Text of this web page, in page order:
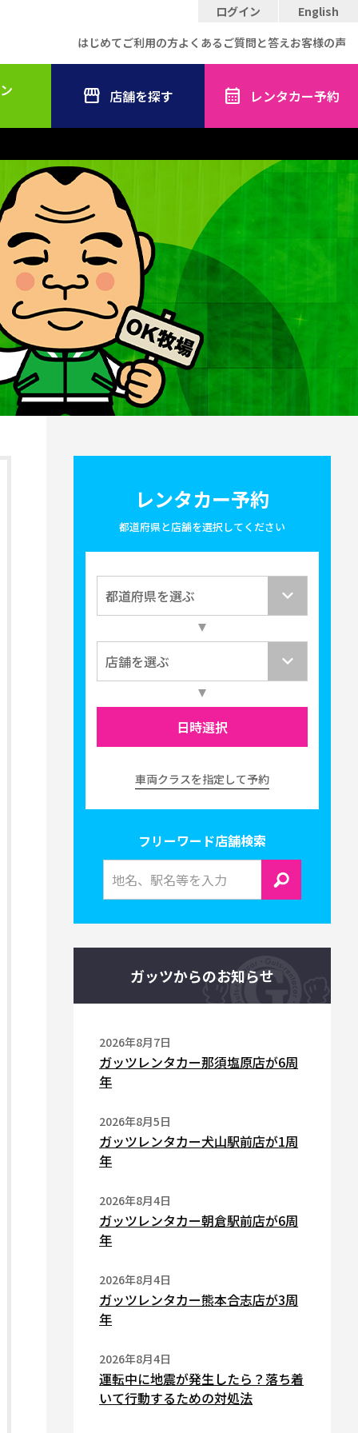
ログイン
English
はじめてご利用の方よくあるご質問と答えお客様の声
店舗を探す レンタカー予約
レンタカー予約
都道府県と店舗を選択してください
日時選択
車両クラスを指定して予約
フリーワード店舗検索
ガッツからのお知らせ
2026年8月7日
ガッツレンタカー那須塩原店が6周
年
2026年8月5日
ガッツレンタカー犬山駅前店が1周
年
2026年8月4日
ガッツレンタカー朝倉駅前店が6周
年
2026年8月4日
ガッツレンタカー熊本合志店が3周
年
2026年8月4日
運転中に地震が発生したら？落ち着
いて行動するための対処法